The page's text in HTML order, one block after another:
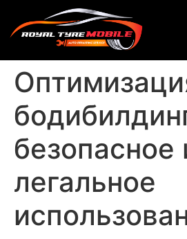
безопасное
легальное